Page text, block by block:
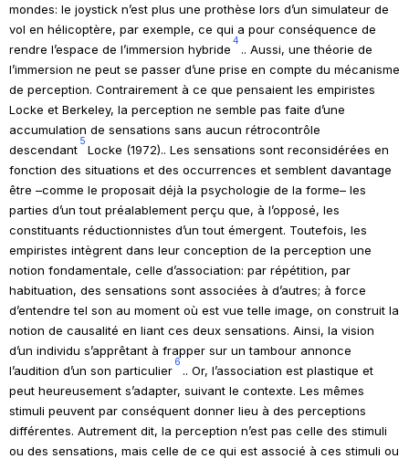
mondes: le joystick n’est plus une prothèse lors d’un simulateur de
vol en hélicoptère, par exemple, ce qui a pour conséquence de
rendre l’espace de l’immersion hybride
4
.. Aussi, une théorie de
l’immersion ne peut se passer d’une prise en compte du mécanisme
de perception. Contrairement à ce que pensaient les empiristes
Locke et Berkeley, la perception ne semble pas faite d’une
accumulation de sensations sans aucun rétrocontrôle
descendant
5
Locke (1972).. Les sensations sont reconsidérées en
fonction des situations et des occurrences et semblent davantage
être –comme le proposait déjà la psychologie de la forme– les
parties d’un tout préalablement perçu que, à l’opposé, les
constituants réductionnistes d’un tout émergent. Toutefois, les
empiristes intègrent dans leur conception de la perception une
notion fondamentale, celle d’association: par répétition, par
habituation, des sensations sont associées à d’autres; à force
d’entendre tel son au moment où est vue telle image, on construit la
notion de causalité en liant ces deux sensations. Ainsi, la vision
d’un individu s’apprêtant à frapper sur un tambour annonce
l’audition d’un son particulier
6
.. Or, l’association est plastique et
peut heureusement s’adapter, suivant le contexte. Les mêmes
stimuli peuvent par conséquent donner lieu à des perceptions
différentes. Autrement dit, la perception n’est pas celle des stimuli
ou des sensations, mais celle de ce qui est associé à ces stimuli ou